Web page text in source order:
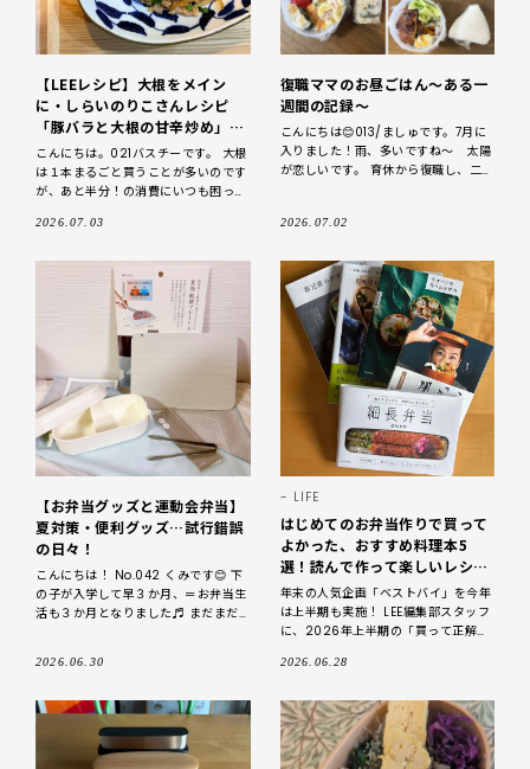
【LEEレシピ】大根をメイン
に・しらいのりこさんレシピ
「豚バラと大根の甘辛炒め」作
りました
こんにちは。021バスチーです。 大根
は１本まるごと買うことが多いのです
が、あと半分！の消費にいつも困って
てくれたのが「しらいのりこさん」の
2026.07.03
復職ママのお昼ごはん～ある一
週間の記録～
こんにちは😊013/ましゅです。7月に
入りました！雨、多いですね～ 太陽
が恋しいです。 育休から復職し、二カ
多々。 〔一
2026.07.02
【お弁当グッズと運動会弁当】
夏対策・便利グッズ…試行錯誤
の日々！
こんにちは！ No.042 くみです😊 下
の子が入学して早３か月、＝お弁当生
活も３か月となりました♬ まだまだ
2026.06.30
LIFE
はじめてのお弁当作りで買って
よかった、おすすめ料理本5
選！読んで作って楽しいレシピ
【植松良枝さん、有元葉子さ
ん、亜希さんetc.】
年末の人気企画「ベストバイ」を今年
は上半期も実施！ LEE編集部スタッフ
に、2026年上半期の「買って正解だ
ました。 今回は、LEEwebスタッフ・
2026.06.28